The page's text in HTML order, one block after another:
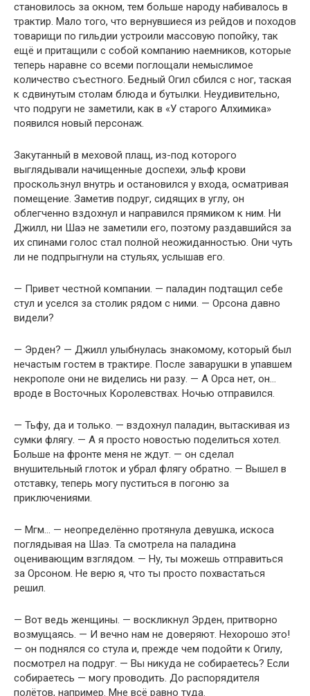
становилось за окном, тем больше народу набивалось в
трактир. Мало того, что вернувшиеся из рейдов и походов
товарищи по гильдии устроили массовую попойку, так
ещё и притащили с собой компанию наемников, которые
теперь наравне со всеми поглощали немыслимое
количество съестного. Бедный Огил сбился с ног, таская
к сдвинутым столам блюда и бутылки. Неудивительно,
что подруги не заметили, как в «У старого Алхимика»
появился новый персонаж.
Закутанный в меховой плащ, из-под которого
выглядывали начищенные доспехи, эльф крови
проскользнул внутрь и остановился у входа, осматривая
помещение. Заметив подруг, сидящих в углу, он
облегченно вздохнул и направился прямиком к ним. Ни
Джилл, ни Шаэ не заметили его, поэтому раздавшийся за
их спинами голос стал полной неожиданностью. Они чуть
ли не подпрыгнули на стульях, услышав его.
— Привет честной компании. — паладин подтащил себе
стул и уселся за столик рядом с ними. — Орсона давно
видели?
— Эрден? — Джилл улыбнулась знакомому, который был
нечастым гостем в трактире. После заварушки в упавшем
некрополе они не виделись ни разу. — А Орса нет, он…
вроде в Восточных Королевствах. Ночью отправился.
— Тьфу, да и только. — вздохнул паладин, вытаскивая из
сумки флягу. — А я просто новостью поделиться хотел.
Больше на фронте меня не ждут. — он сделал
внушительный глоток и убрал флягу обратно. — Вышел в
отставку, теперь могу пуститься в погоню за
приключениями.
— Мгм… — неопределённо протянула девушка, искоса
поглядывая на Шаэ. Та смотрела на паладина
оценивающим взглядом. — Ну, ты можешь отправиться
за Орсоном. Не верю я, что ты просто похвастаться
решил.
— Вот ведь женщины. — воскликнул Эрден, притворно
возмущаясь. — И вечно нам не доверяют. Нехорошо это!
— он поднялся со стула и, прежде чем подойти к Огилу,
посмотрел на подруг. — Вы никуда не собираетесь? Если
собираетесь — могу проводить. До распорядителя
полётов, например. Мне всё равно туда.